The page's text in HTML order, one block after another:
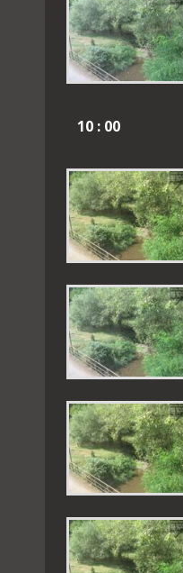
10 : 00